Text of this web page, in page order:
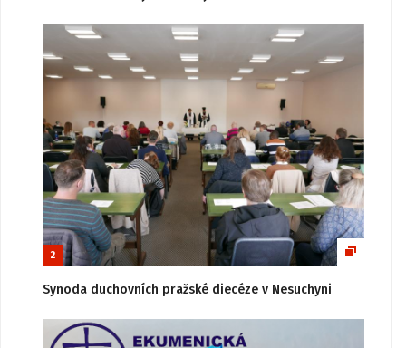
2
Synoda duchovních pražské diecéze v Nesuchyni